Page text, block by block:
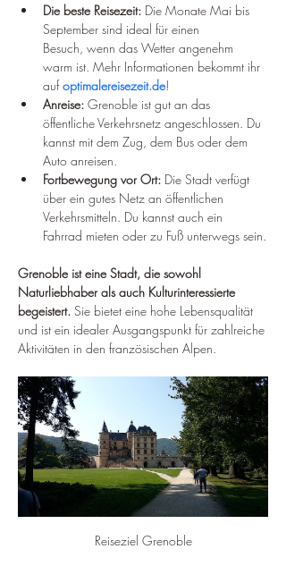
Die beste Reisezeit: Die Monate Mai bis
September sind ideal für einen
Besuch, wenn das Wetter angenehm
warm ist. Mehr Informationen bekommt ihr
auf optimalereisezeit.de!
Anreise: Grenoble ist gut an das
öffentliche Verkehrsnetz angeschlossen. Du
kannst mit dem Zug, dem Bus oder dem
Auto anreisen.
Fortbewegung vor Ort: Die Stadt verfügt
über ein gutes Netz an öffentlichen
Verkehrsmitteln. Du kannst auch ein
Fahrrad mieten oder zu Fuß unterwegs sein.
Grenoble ist eine Stadt, die sowohl
Naturliebhaber als auch Kulturinteressierte
begeistert. Sie bietet eine hohe Lebensqualität
und ist ein idealer Ausgangspunkt für zahlreiche
Aktivitäten in den französischen Alpen.
Reiseziel Grenoble